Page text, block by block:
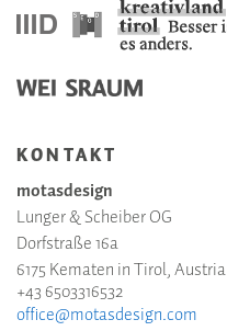
KONTAKT
motasdesign
Lunger & Scheiber OG
Dorfstraße 16a
6175 Kematen in Tirol, Austria
+43 6503316532
office@motasdesign.com